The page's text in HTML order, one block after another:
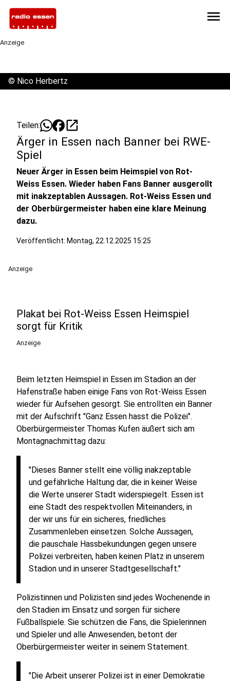
menu
Anzeige
© Nico Herbertz
Teilen: open_in_new
Ärger in Essen nach Banner bei RWE-
Spiel
Neuer Ärger in Essen beim Heimspiel von Rot-
Weiss Essen. Wieder haben Fans Banner ausgerollt
mit inakzeptablen Aussagen. Rot-Weiss Essen und
der Oberbürgermeister haben eine klare Meinung
dazu.
Veröffentlicht: Montag, 22.12.2025 15:25
Anzeige
Plakat bei Rot-Weiss Essen Heimspiel
sorgt für Kritik
Anzeige
Beim letzten Heimspiel in Essen im Stadion an der
Hafenstraße haben einige Fans von Rot-Weiss Essen
wieder für Aufsehen gesorgt. Sie entrollten ein Banner
mit der Aufschrift "Ganz Essen hasst die Polizei".
Oberbürgermeister Thomas Kufen äußert sich am
Montagnachmittag dazu:
"Dieses Banner stellt eine völlig inakzeptable
und gefährliche Haltung dar, die in keiner Weise
die Werte unserer Stadt widerspiegelt. Essen ist
eine Stadt des respektvollen Miteinanders, in
der wir uns für ein sicheres, friedliches
Zusammenleben einsetzen. Solche Aussagen,
die pauschale Hassbekundungen gegen unsere
Polizei verbreiten, haben keinen Platz in unserem
Stadion und in unserer Stadtgesellschaft."
Polizistinnen und Polizisten sind jedes Wochenende in
den Stadien im Einsatz und sorgen für sichere
Fußballspiele. Sie schützen die Fans, die Spielerinnen
und Spieler und alle Anwesenden, betont der
Oberbürgermeister weiter in seinem Statement.
"Die Arbeit unserer Polizei ist in einer Demokratie